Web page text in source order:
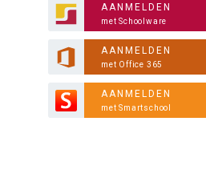
AANMELDEN
met Schoolware
AANMELDEN
met Office 365
AANMELDEN
met Smartschool